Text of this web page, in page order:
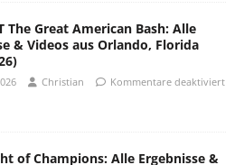
The Great American Bash: Alle
& Videos aus Orlando, Florida
Christian Kommentare deaktiviert
of Champions: Alle Ergebnisse &